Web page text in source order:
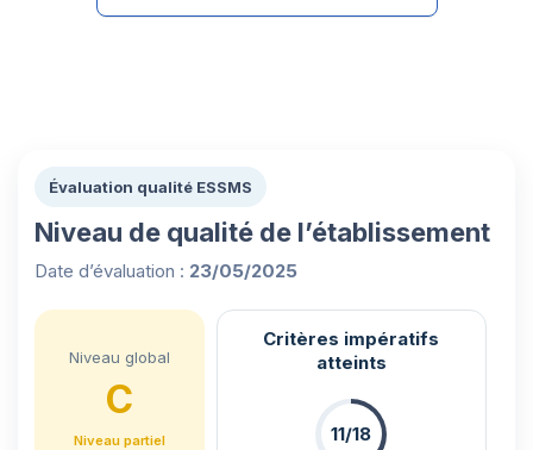
Évaluation qualité ESSMS
Niveau de qualité de l’établissement
Date d’évaluation : 23/05/2025
Niveau global
C
Niveau partiel
Critères impératifs
atteints
11/18